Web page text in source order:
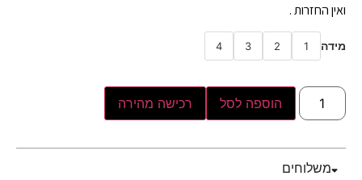
ואין החזרות .
מידה 1
2
3
4
הוספה לסל רכישה מהירה
משלוחים